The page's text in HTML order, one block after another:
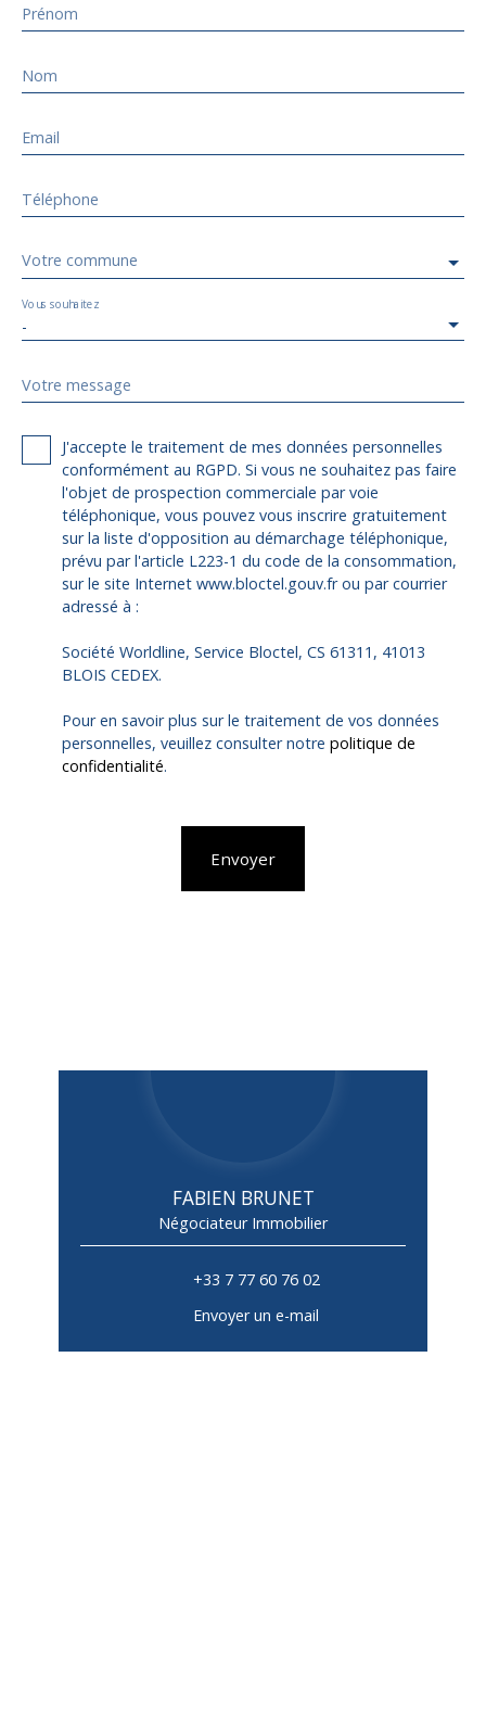
Prénom
Nom
Email
Téléphone
Votre commune
-
Vous souhaitez
Votre message
J'accepte le traitement de mes données personnelles
conformément au RGPD. Si vous ne souhaitez pas faire
l'objet de prospection commerciale par voie
téléphonique, vous pouvez vous inscrire gratuitement
sur la liste d'opposition au démarchage téléphonique,
prévu par l'article L223-1 du code de la consommation,
sur le site Internet www.bloctel.gouv.fr ou par courrier
adressé à :
Société Worldline, Service Bloctel, CS 61311, 41013
BLOIS CEDEX.
Pour en savoir plus sur le traitement de vos données
personnelles, veuillez consulter notre politique de
confidentialité.
Envoyer
FABIEN BRUNET
Négociateur Immobilier
+33 7 77 60 76 02
Envoyer un e-mail